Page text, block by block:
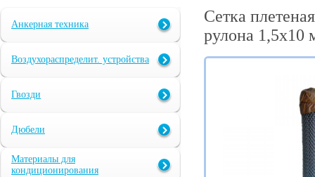
Анкерная техника
Воздухораспределит. устройства
Гвозди
Дюбели
Материалы для
кондиционирования
Сетка
рулона 1,5х10